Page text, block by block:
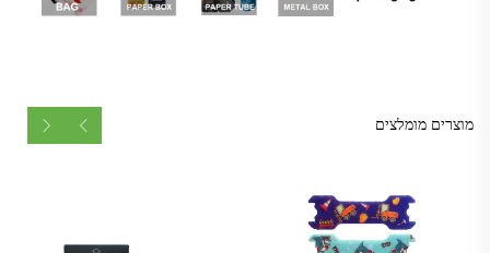
מוצרים מומלצים